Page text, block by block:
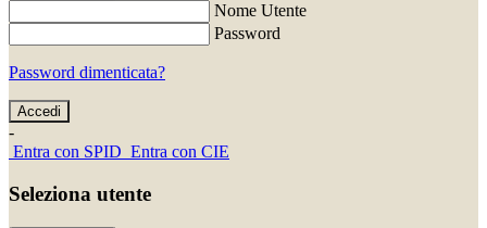
Nome Utente
Password
Password dimenticata?
-
Entra con SPID Entra con CIE
Seleziona utente